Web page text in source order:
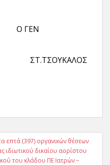
ΓΕΝ
επτά (397) οργανικών θέσεων
ιδιωτικού δικαίου αορίστου
του κλάδου ΠΕ Ιατρών −